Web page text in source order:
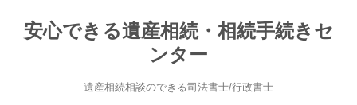
安心できる遺産相続・相続手続きセ
ンター
遺産相続相談のできる司法書士/行政書士